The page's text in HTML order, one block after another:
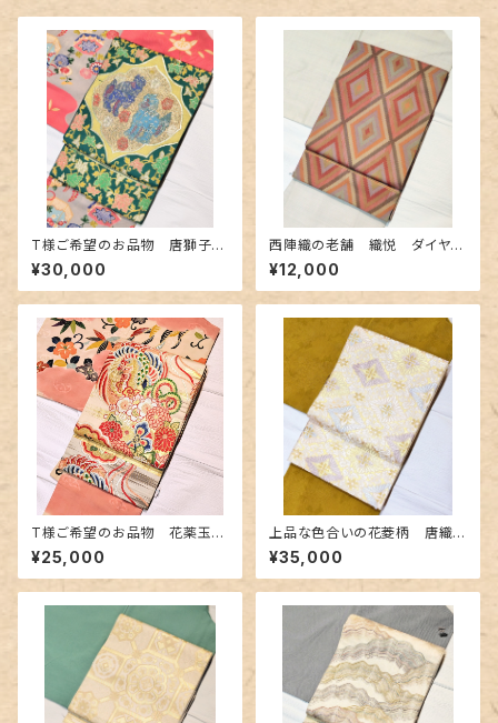
T様ご希望のお品物 唐獅子柄
のアンティークの袋帯〜緑青色
に金糸 紺とシアン色の獅子〜
¥30,000
西陣織の老舗 織悦 ダイヤ柄
のしゃれ袋帯
¥12,000
T様ご希望のお品物 花薬玉と
鳳凰柄のアンティーク丸帯
¥25,000
上品な色合いの花菱柄 唐織
の美しい袋帯
¥35,000